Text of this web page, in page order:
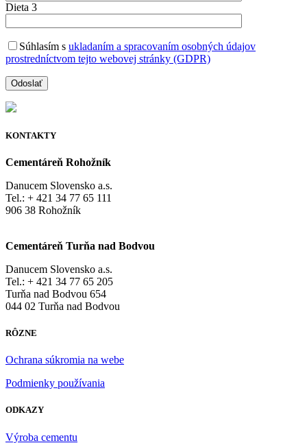
Dieta 3
Súhlasím s ukladaním a spracovaním osobných údajov
prostredníctvom tejto webovej stránky (GDPR)
KONTAKTY
Cementáreň Rohožník
Danucem Slovensko a.s.
Tel.: + 421 34 77 65 111
906 38 Rohožník
Cementáreň Turňa nad Bodvou
Danucem Slovensko a.s.
Tel.: + 421 34 77 65 205
Turňa nad Bodvou 654
044 02 Turňa nad Bodvou
RÔZNE
Ochrana súkromia na webe
Podmienky používania
ODKAZY
Výroba cementu